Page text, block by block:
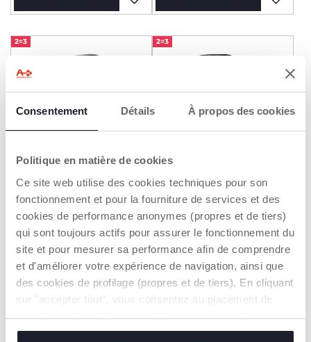
Consentement Détails À propos des cookies
Politique en matière de cookies
Ce site web utilise des cookies techniques pour son
fonctionnement et pour la fourniture de services et des
cookies de performance anonymes (propres et de tiers)
qui sont toujours actifs pour assurer le fonctionnement du
site et pour mesurer sa performance afin de comprendre
et d'améliorer votre expérience de navigation, ainsi que
des cookies de profilage (propres et de tiers). En cliquant
sur "accepter tout", vous consentez au placement de
tous les cookies. Si vous souhaitez en savoir plus ou
modifier ou révoquer le consentement de tous les
2=3
+ KLEUREN
Autostoelt Kory Plus i-Size
(40-85 cm)
€ 199,99
TOEVOEGEN
2=3
+ KLEUREN
Autostoel EverOne i-Size
(40-150 cm)
€ 349,99
TOEVOEGEN